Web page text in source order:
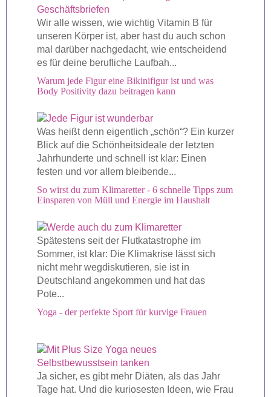
Wir alle wissen, wie wichtig Vitamin B für
unseren Körper ist, aber hast du auch schon
mal darüber nachgedacht, wie entscheidend
es für deine berufliche Laufbah...
Warum jede Figur eine Bikinifigur ist und was
Body Positivity dazu beitragen kann
Was heißt denn eigentlich „schön“? Ein kurzer
Blick auf die Schönheitsideale der letzten
Jahrhunderte und schnell ist klar: Einen
festen und vor allem bleibende...
So wirst du zum Klimaretter - 6 schnelle Tipps zum
Einsparen von Müll und Energie im Haushalt
Spätestens seit der Flutkatastrophe im
Sommer, ist klar: Die Klimakrise lässt sich
nicht mehr wegdiskutieren, sie ist in
Deutschland angekommen und hat das
Pote...
Yoga - der perfekte Sport für kurvige Frauen
Ja sicher, es gibt mehr Diäten, als das Jahr
Tage hat. Und die kuriosesten Ideen, wie Frau